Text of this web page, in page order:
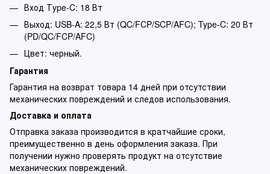
Вход Тype-C: 18 Вт
Выход: USB-A: 22,5 Вт (QC/FCP/SCP/AFC); Type-C: 20 Вт
(PD/QC/FCP/AFC)
Цвет: черный.
Гарантия
Гарантия на возврат товара 14 дней при отсутствии
механических повреждений и следов использования.
Доставка и оплата
Отправка заказа производится в кратчайшие сроки,
преимущественно в день оформления заказа. При
получении нужно проверять продукт на отсутствие
механических повреждений.